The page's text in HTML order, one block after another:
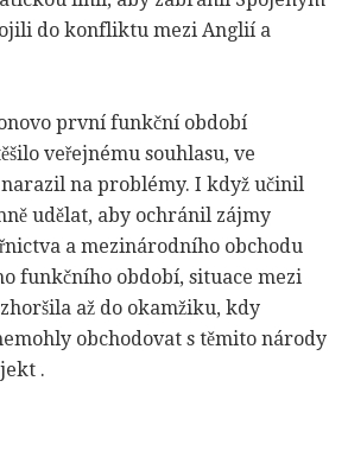
do konfliktu mezi Anglií a
první funkční období
veřejnému souhlasu, ve
na problémy. I když učinil
udělat, aby ochránil zájmy
a mezinárodního obchodu
funkčního období, situace mezi
až do okamžiku, kdy
obchodovat s těmito národy
.